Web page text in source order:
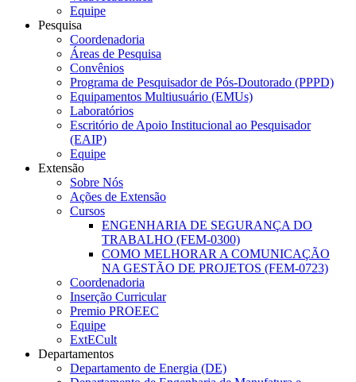
Equipe
Pesquisa
Coordenadoria
Áreas de Pesquisa
Convênios
Programa de Pesquisador de Pós-Doutorado (PPPD)
Equipamentos Multiusuário (EMUs)
Laboratórios
Escritório de Apoio Institucional ao Pesquisador
(EAIP)
Equipe
Extensão
Sobre Nós
Ações de Extensão
Cursos
ENGENHARIA DE SEGURANÇA DO
TRABALHO (FEM-0300)
COMO MELHORAR A COMUNICAÇÃO
NA GESTÃO DE PROJETOS (FEM-0723)
Coordenadoria
Inserção Curricular
Premio PROEEC
Equipe
ExtECult
Departamentos
Departamento de Energia (DE)